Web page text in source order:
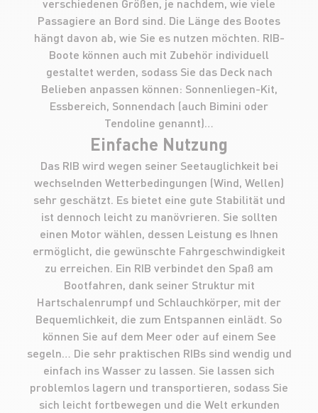
verschiedenen Größen, je nachdem, wie viele
Passagiere an Bord sind. Die Länge des Bootes
hängt davon ab, wie Sie es nutzen möchten. RIB-
Boote können auch mit Zubehör individuell
gestaltet werden, sodass Sie das Deck nach
Belieben anpassen können: Sonnenliegen-Kit,
Essbereich, Sonnendach (auch Bimini oder
Tendoline genannt)…
Einfache Nutzung
Das RIB wird wegen seiner Seetauglichkeit bei
wechselnden Wetterbedingungen (Wind, Wellen)
sehr geschätzt. Es bietet eine gute Stabilität und
ist dennoch leicht zu manövrieren. Sie sollten
einen Motor wählen, dessen Leistung es Ihnen
ermöglicht, die gewünschte Fahrgeschwindigkeit
zu erreichen. Ein RIB verbindet den Spaß am
Bootfahren, dank seiner Struktur mit
Hartschalenrumpf und Schlauchkörper, mit der
Bequemlichkeit, die zum Entspannen einlädt. So
können Sie auf dem Meer oder auf einem See
segeln… Die sehr praktischen RIBs sind wendig und
einfach ins Wasser zu lassen. Sie lassen sich
problemlos lagern und transportieren, sodass Sie
sich leicht fortbewegen und die Welt erkunden